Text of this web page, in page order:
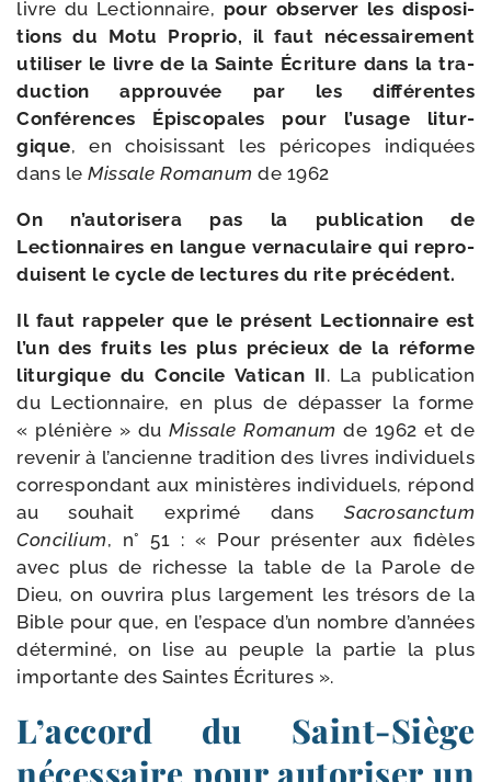
livre du Lectionnaire, pour obser­ver les dis­po­si­
tions du Motu Proprio, il faut néces­sai­re­ment
uti­li­ser le livre de la Sainte Écriture dans la tra­
duc­tion approu­vée par les dif­fé­rentes
Conférences Épiscopales pour l’usage litur­
gique, en choi­sis­sant les péri­copes indi­quées
dans le Missale Romanum de 1962
On n’autorisera pas la publi­ca­tion de
Lectionnaires en langue ver­na­cu­laire qui repro­
duisent le cycle de lec­tures du rite précédent.
Il faut rap­pe­ler que le pré­sent Lectionnaire est
l’un des fruits les plus pré­cieux de la réforme
litur­gique du Concile Vatican II. La publi­ca­tion
du Lectionnaire, en plus de dépas­ser la forme
« plé­nière » duMissale Romanum de 1962 et de
reve­nir à l’ancienne tra­di­tion des livres indi­vi­duels
cor­res­pon­dant aux minis­tères indi­vi­duels, répond
au sou­hait expri­mé dans Sacrosanctum
Concilium, n° 51 : « Pour pré­sen­ter aux fidèles
avec plus de richesse la table de la Parole de
Dieu, on ouvri­ra plus lar­ge­ment les tré­sors de la
Bible pour que, en l’espace d’un nombre d’années
déter­mi­né, on lise au peuple la par­tie la plus
impor­tante des Saintes Écritures ».
L’accord du Saint-​Siège
nécessaire pour autoriser un